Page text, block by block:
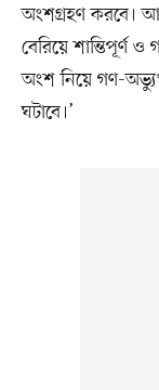
অংশগ্রহণ করবে।
বেরিয়ে শান্তিপূর্ণ
অংশ নিয়ে গণ-
ঘটাবে।’